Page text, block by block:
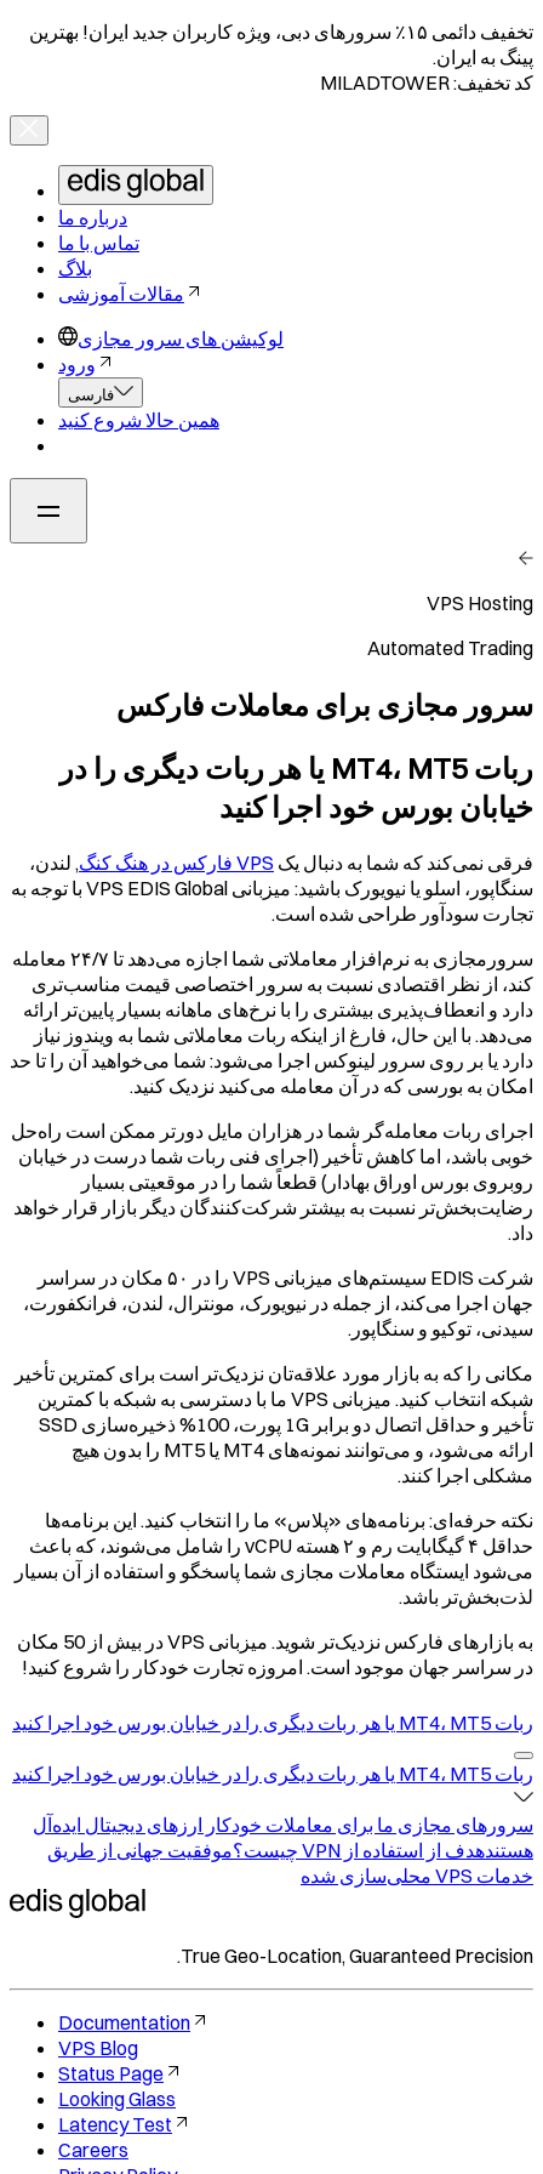
تخفیف دائمی ۱۵٪ سرورهای دبی، ویژه کاربران جدید ایران! بهترین
پینگ به ایران.
کد تخفیف: MILADTOWER
درباره ما
تماس با ما
بلاگ
مقالات آموزشی
لوکیشن های سرور مجازی
ورود
فارسی
همین حالا شروع کنید
VPS Hosting
Automated Trading
سرور مجازی برای معاملات فارکس
ربات MT4، MT5 یا هر ربات دیگری را در
خیابان بورس خود اجرا کنید
فرقی نمی‌کند که شما به دنبال یک VPS فارکس در هنگ کنگ
, لندن،
سنگاپور، اسلو یا نیویورک باشید: میزبانی VPS EDIS Global با توجه به
تجارت سودآور طراحی شده است.
سرورمجازی به نرم‌افزار معاملاتی شما اجازه می‌دهد تا ۲۴/۷ معامله
کند، از نظر اقتصادی نسبت به سرور اختصاصی قیمت مناسب‌تری
دارد و انعطاف‌پذیری بیشتری را با نرخ‌های ماهانه بسیار پایین‌تر ارائه
می‌دهد. با این حال، فارغ از اینکه ربات معاملاتی شما به ویندوز نیاز
دارد یا بر روی سرور لینوکس اجرا می‌شود: شما می‌خواهید آن را تا حد
امکان به بورسی که در آن معامله می‌کنید نزدیک کنید.
اجرای ربات معامله‌گر شما در هزاران مایل دورتر ممکن است راه‌حل
خوبی باشد، اما کاهش تأخیر (اجرای فنی ربات شما درست در خیابان
روبروی بورس اوراق بهادار) قطعاً شما را در موقعیتی بسیار
رضایت‌بخش‌تر نسبت به بیشتر شرکت‌کنندگان دیگر بازار قرار خواهد
داد.
شرکت EDIS سیستم‌های میزبانی VPS را در ۵۰ مکان در سراسر
جهان اجرا می‌کند، از جمله در نیویورک، مونترال، لندن، فرانکفورت،
سیدنی، توکیو و سنگاپور.
مکانی را که به بازار مورد علاقه‌تان نزدیک‌تر است برای کمترین تأخیر
شبکه انتخاب کنید. میزبانی VPS ما با دسترسی به شبکه با کمترین
تأخیر و حداقل اتصال دو برابر 1G پورت، 100% ذخیره‌سازی SSD
ارائه می‌شود، و می‌توانند نمونه‌های MT4 یا MT5 را بدون هیچ
مشکلی اجرا کنند.
نکته حرفه‌ای: برنامه‌های «پلاس» ما را انتخاب کنید. این برنامه‌ها
حداقل ۴ گیگابایت رم و ۲ هسته vCPU را شامل می‌شوند، که باعث
می‌شود ایستگاه معاملات مجازی شما پاسخگو و استفاده از آن بسیار
لذت‌بخش‌تر باشد.
به بازارهای فارکس نزدیک‌تر شوید. میزبانی VPS در بیش از 50 مکان
در سراسر جهان موجود است. امروزه تجارت خودکار را شروع کنید!
ربات MT4، MT5 یا هر ربات دیگری را در خیابان بورس خود اجرا کنید
ربات MT4، MT5 یا هر ربات دیگری را در خیابان بورس خود اجرا کنید
سرورهای مجازی ما برای معاملات خودکار ارزهای دیجیتال ایده‌آل
هستندهدف از استفاده از VPN چیست؟
موفقیت جهانی از طریق
خدمات VPS محلی‌سازی شده
True Geo-Location, Guaranteed Precision.
Documentation
VPS Blog
Status Page
Looking Glass
Latency Test
Careers